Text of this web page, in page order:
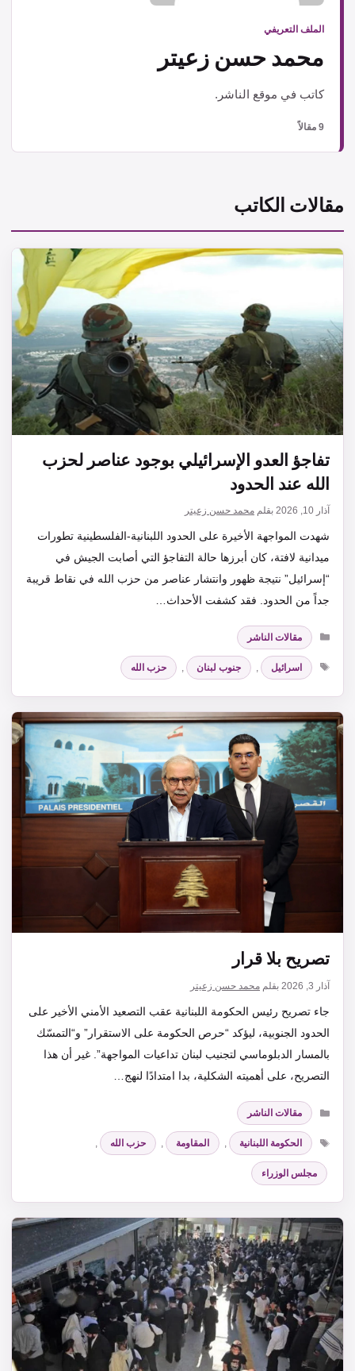
الملف التعريفي
محمد حسن زعيتر
كاتب في موقع الناشر.
9 مقالاً
مقالات الكاتب
تفاجؤ العدو الإسرائيلي بوجود عناصر لحزب
الله عند الحدود
آذار 10, 2026 بقلم محمد حسن زعيتر
شهدت المواجهة الأخيرة على الحدود اللبنانية-الفلسطينية تطورات
ميدانية لافتة، كان أبرزها حالة التفاجؤ التي أصابت الجيش في
“إسرائيل” نتيجة ظهور وانتشار عناصر من حزب الله في نقاط قريبة
جداً من الحدود. فقد كشفت الأحداث…
التصنيفات
مقالات الناشر
الوسوم
اسرائيل جنوب لبنان حزب الله
تصريح بلا قرار
آذار 3, 2026 بقلم محمد حسن زعيتر
جاء تصريح رئيس الحكومة اللبنانية عقب التصعيد الأمني الأخير على
الحدود الجنوبية، ليؤكد “حرص الحكومة على الاستقرار” و“التمسّك
بالمسار الدبلوماسي لتجنيب لبنان تداعيات المواجهة”. غير أن هذا
التصريح، على أهميته الشكلية، بدا امتدادًا لنهج…
التصنيفات
مقالات الناشر
الوسوم
الحكومة اللبنانية , المقاومة , حزب الله ,
مجلس الوزراء